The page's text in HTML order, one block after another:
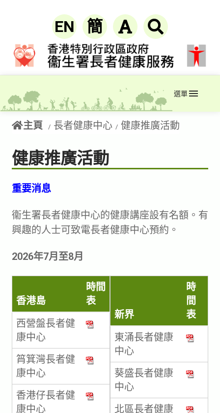
EN 簡
選單
主頁 長者健康中心 健康推廣活動
健康推廣活動
重要消息
衞生署長者健康中心的健康講座設有名額。有
興趣的人士可致電長者健康中心預約。
2026年7月至8月
香港島
時間
表
西營盤長者健
康中心
筲箕灣長者健
康中心
香港仔長者健
康中心
新界
時
間
表
東涌長者健康
中心
葵盛長者健康
中心
北區長者健康